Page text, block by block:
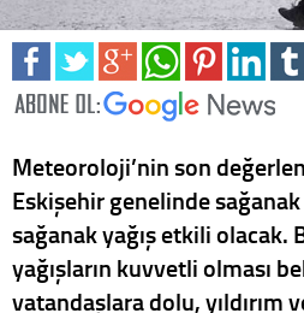
Meteoroloji’nin son
Eskişehir genelinde
sağanak yağış etkili olacak.
yağışların kuvvetli olması
vatandaşlara dolu, yıldırım